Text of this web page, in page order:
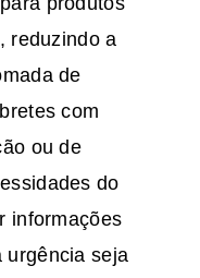
reduzindo a
de
com
ou de
do
informações
urgência seja